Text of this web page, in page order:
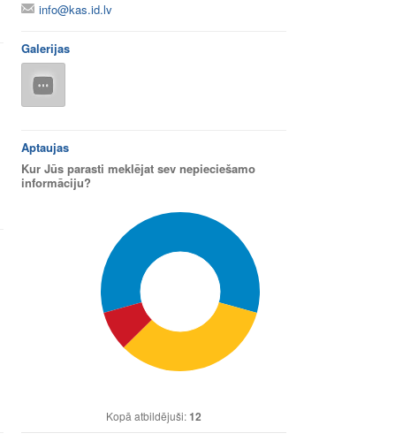
info@kas.id.lv
Galerijas
Aptaujas
Kur Jūs parasti meklējat sev nepieciešamo
informāciju?
Kopā atbildējuši:12